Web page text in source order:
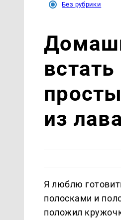
Без рубрики
из
Я люблю
полосками и
положил